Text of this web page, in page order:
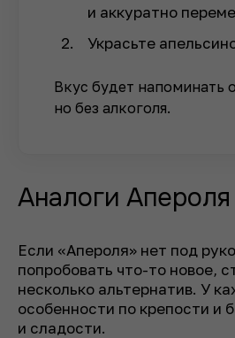
и аккуратно
Украсьте
Вкус будет напоминать
но без алкоголя.
Аналоги Апероля
Если «Апероля» нет под
попробовать что-то новое,
несколько альтернатив. У
особенности по крепости и
и сладости.